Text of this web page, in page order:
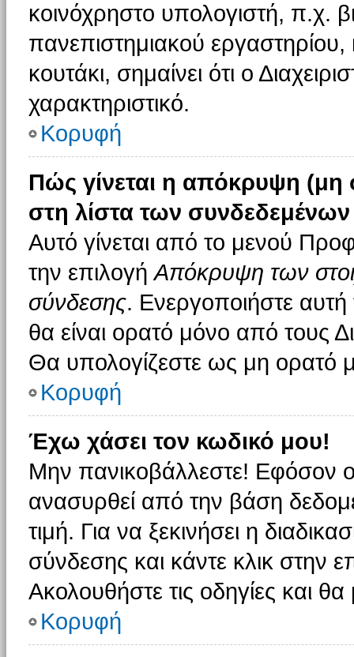
κοινόχρηστο υπολογιστή, π.χ.
πανεπιστημιακού
κουτάκι, σημαίνει ότι ο
χαρακτηριστικό.
Κορυφή
Πώς γίνεται η απόκρυψη
στη λίστα των
Αυτό γίνεται από το μενού
την επιλογήΑπόκρυψη των
σύνδεσης. Ενεργοποιήστε
θα είναι ορατό μόνο από τους
Θα υπολογίζεστε ως μη ορατό
Κορυφή
Έχω χάσει τον κωδικό μου!
Μην πανικοβάλλεστε! Εφόσον
ανασυρθεί από την βάση
τιμή. Για να ξεκινήσει η
σύνδεσης και κάντε κλικ στην
Ακολουθήστε τις οδηγίες και
Κορυφή